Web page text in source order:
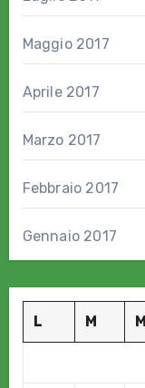
Maggio 2017
Aprile 2017
Marzo 2017
Febbraio 2017
Gennaio 2017
L M M